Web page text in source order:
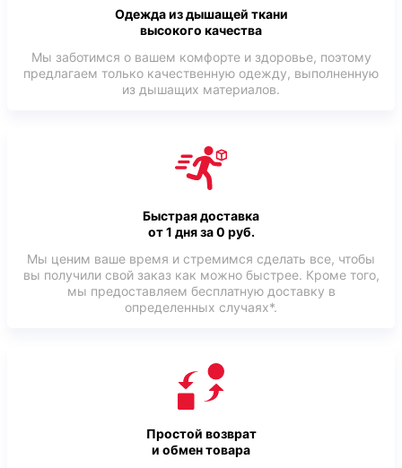
Одежда из дышащей ткани
высокого качества
Мы заботимся о вашем комфорте и здоровье, поэтому
предлагаем только качественную одежду, выполненную
из дышащих материалов.
Быстрая доставка
от 1 дня за 0 руб.
Мы ценим ваше время и стремимся сделать все, чтобы
вы получили свой заказ как можно быстрее. Кроме того,
мы предоставляем бесплатную доставку в
определенных случаях*.
Простой возврат
и обмен товара